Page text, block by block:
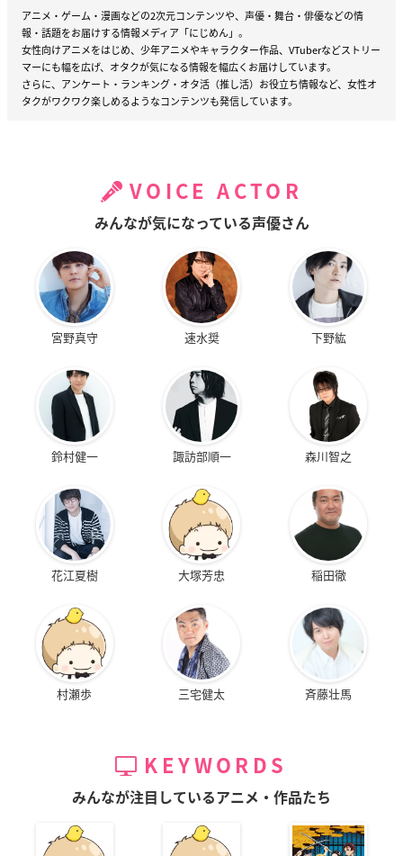
アニメ・ゲーム・漫画などの2次元コンテンツや、声優・舞台・俳優などの情
報・話題をお届けする情報メディア「にじめん」。
女性向けアニメをはじめ、少年アニメやキャラクター作品、VTuberなどストリー
マーにも幅を広げ、オタクが気になる情報を幅広くお届けしています。
さらに、アンケート・ランキング・オタ活（推し活）お役立ち情報など、女性オ
タクがワクワク楽しめるようなコンテンツも発信しています。
VOICE ACTOR
みんなが気になっている声優さん
宮野真守 速水奨 下野紘
鈴村健一 諏訪部順一 森川智之
花江夏樹 大塚芳忠 稲田徹
村瀬歩 三宅健太 斉藤壮馬
KEYWORDS
みんなが注目しているアニメ・作品たち